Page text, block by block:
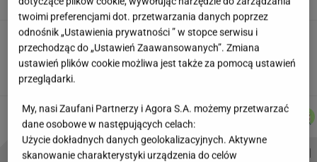
SUBSKRYPCJA
Jeździłem autem z paliwem, które
może zastąpić diesla. Frytura i olej roślinny
Autorzy:
JAKUB
BALCERSKI
MARTA
KORYCKA
ŁUKASZ
MARCIN
PROBLEMY POLSKICH SIATKARZY ZNAK Z '30' WISŁAWA SZYMBORSKA
twoimi preferencjami dot. przetwarzania danych poprzez
odnośnik „Ustawienia prywatności ” w stopce serwisu i
przechodząc do „Ustawień Zaawansowanych”. Zmiana
ustawień plików cookie możliwa jest także za pomocą ustawień
przeglądarki.
My, nasi Zaufani Partnerzy i Agora S.A. możemy przetwarzać
dane osobowe w następujących celach:
Użycie dokładnych danych geolokalizacyjnych. Aktywne
skanowanie charakterystyki urządzenia do celów